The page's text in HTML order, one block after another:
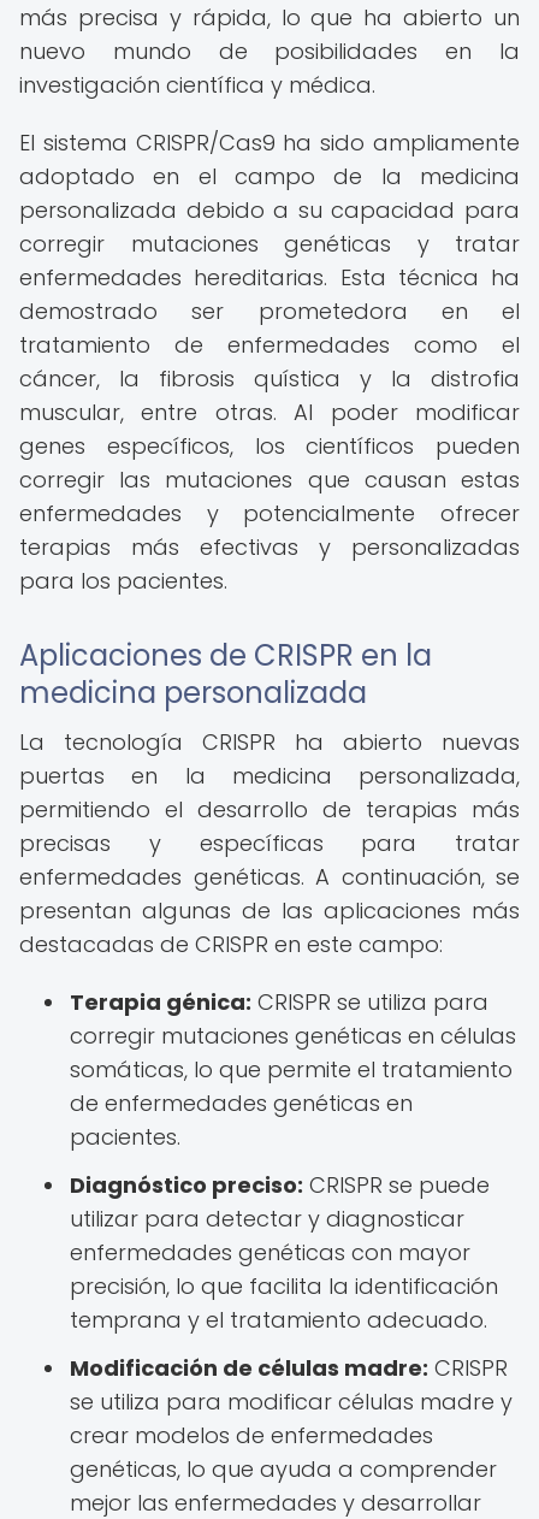
más precisa y rápida, lo que ha abierto un
nuevo mundo de posibilidades en la
investigación científica y médica.
El sistema CRISPR/Cas9 ha sido ampliamente
adoptado en el campo de la medicina
personalizada debido a su capacidad para
corregir mutaciones genéticas y tratar
enfermedades hereditarias. Esta técnica ha
demostrado ser prometedora en el
tratamiento de enfermedades como el
cáncer, la fibrosis quística y la distrofia
muscular, entre otras. Al poder modificar
genes específicos, los científicos pueden
corregir las mutaciones que causan estas
enfermedades y potencialmente ofrecer
terapias más efectivas y personalizadas
para los pacientes.
Aplicaciones de CRISPR en la
medicina personalizada
La tecnología CRISPR ha abierto nuevas
puertas en la medicina personalizada,
permitiendo el desarrollo de terapias más
precisas y específicas para tratar
enfermedades genéticas. A continuación, se
presentan algunas de las aplicaciones más
destacadas de CRISPR en este campo:
Terapia génica: CRISPR se utiliza para
corregir mutaciones genéticas en células
somáticas, lo que permite el tratamiento
de enfermedades genéticas en
pacientes.
Diagnóstico preciso: CRISPR se puede
utilizar para detectar y diagnosticar
enfermedades genéticas con mayor
precisión, lo que facilita la identificación
temprana y el tratamiento adecuado.
Modificación de células madre: CRISPR
se utiliza para modificar células madre y
crear modelos de enfermedades
genéticas, lo que ayuda a comprender
mejor las enfermedades y desarrollar